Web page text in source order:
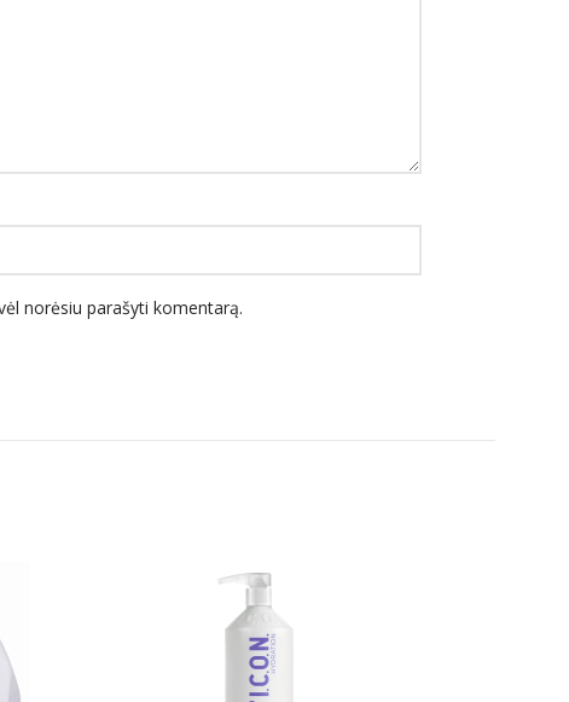
norėsiu parašyti komentarą.